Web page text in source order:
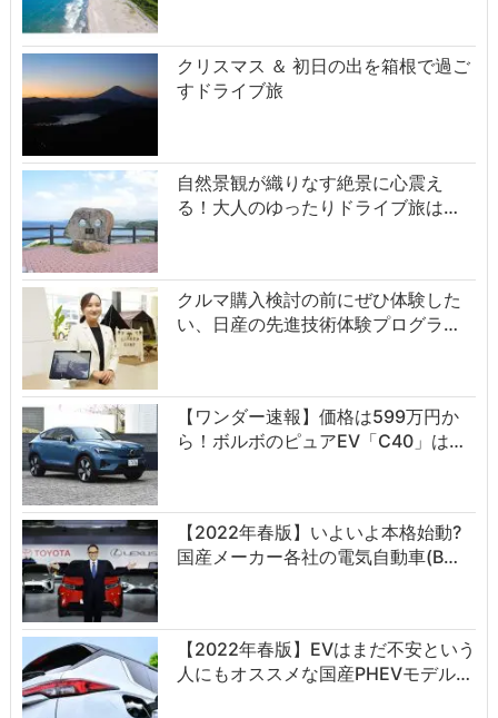
クリスマス ＆ 初日の出を箱根で過ご
すドライブ旅
自然景観が織りなす絶景に心震え
る！大人のゆったりドライブ旅は…
クルマ購入検討の前にぜひ体験した
い、日産の先進技術体験プログラ…
【ワンダー速報】価格は599万円か
ら！ボルボのピュアEV「C40」は…
【2022年春版】いよいよ本格始動?
国産メーカー各社の電気自動車(B…
【2022年春版】EVはまだ不安という
人にもオススメな国産PHEVモデル…